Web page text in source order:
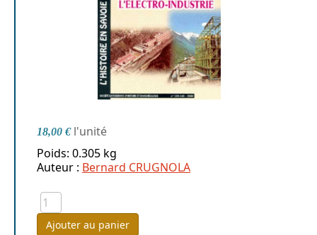
18,00 € l'unité
Poids: 0.305 kg
Auteur : Bernard CRUGNOLA
Ajouter au panier